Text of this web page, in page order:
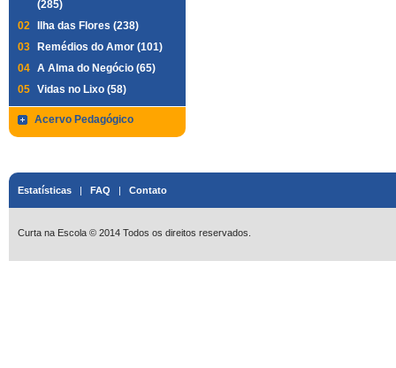
(285)
02
Ilha das Flores (238)
03
Remédios do Amor (101)
04 A Alma do Negócio (65)
05 Vidas no Lixo (58)
Acervo Pedagógico
Estatísticas | FAQ | Contato
Curta na Escola © 2014 Todos os direitos reservados.